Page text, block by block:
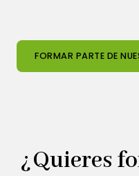
FORMAR PARTE DE
¿Quieres